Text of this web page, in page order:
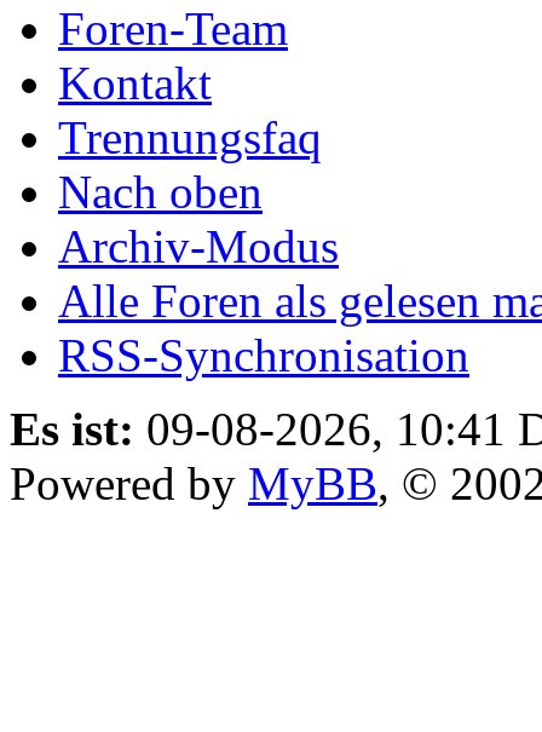
Foren-Team
Kontakt
Trennungsfaq
Nach oben
Archiv-Modus
Alle Foren als gelesen
RSS-Synchronisation
Es ist: 09-08-2026, 10:41
Powered by MyBB, ©